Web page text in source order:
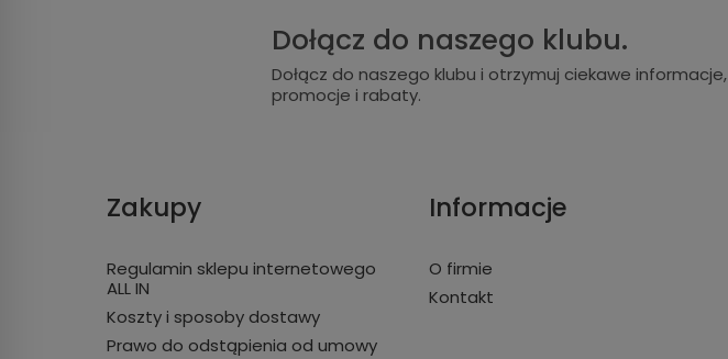
Dołącz do naszego klubu.
Dołącz do naszego klubu i otrzymuj ciekawe informacje,
promocje i rabaty.
Zakupy
Regulamin sklepu internetowego
ALL IN
Koszty i sposoby dostawy
Prawo do odstąpienia od umowy
Informacje
O firmie
Kontakt